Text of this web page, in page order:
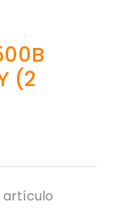
(2
artículo